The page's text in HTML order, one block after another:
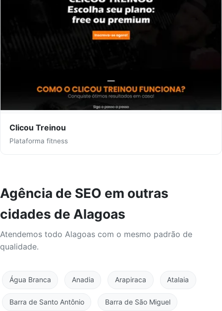
Clicou Treinou
Plataforma fitness
Agência de SEO em outras
cidades de Alagoas
Atendemos todo Alagoas com o mesmo padrão de
qualidade.
Água Branca Anadia Arapiraca Atalaia
Barra de Santo Antônio Barra de São Miguel